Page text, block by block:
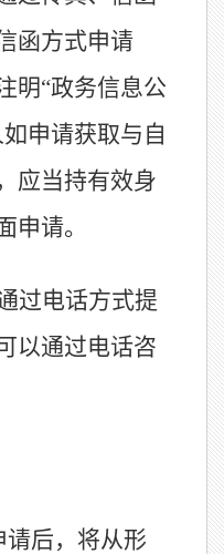
函方式申请
明“政务信息公
申请获取与自
应当持有效身
申请。
过电话方式提
以通过电话咨
请后，将从形